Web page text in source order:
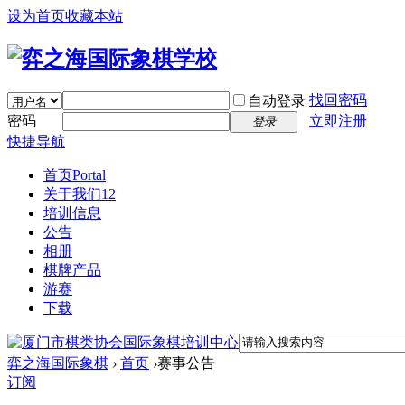
设为首页收藏本站
自动登录 找回密码
密码
登录
立即注册
快捷导航
首页Portal
关于我们12
培训信息
公告
相册
棋牌产品
游赛
下载
弈之海国际象棋 › 首页 ›赛事公告
订阅